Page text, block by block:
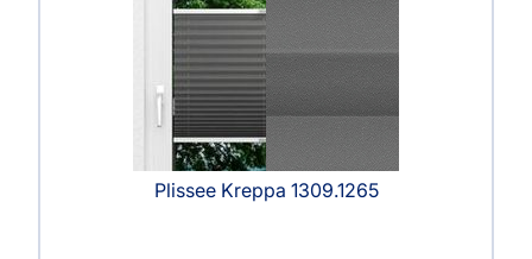
Plissee Kreppa 1309.1265